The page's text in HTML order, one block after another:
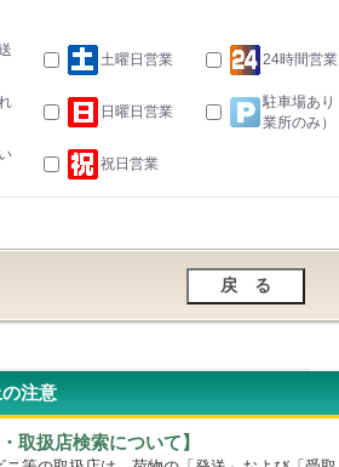
土曜日営業 24時間営業
日曜日営業
駐車場あり
業所のみ）
祝日営業
注意
・取扱店検索について】